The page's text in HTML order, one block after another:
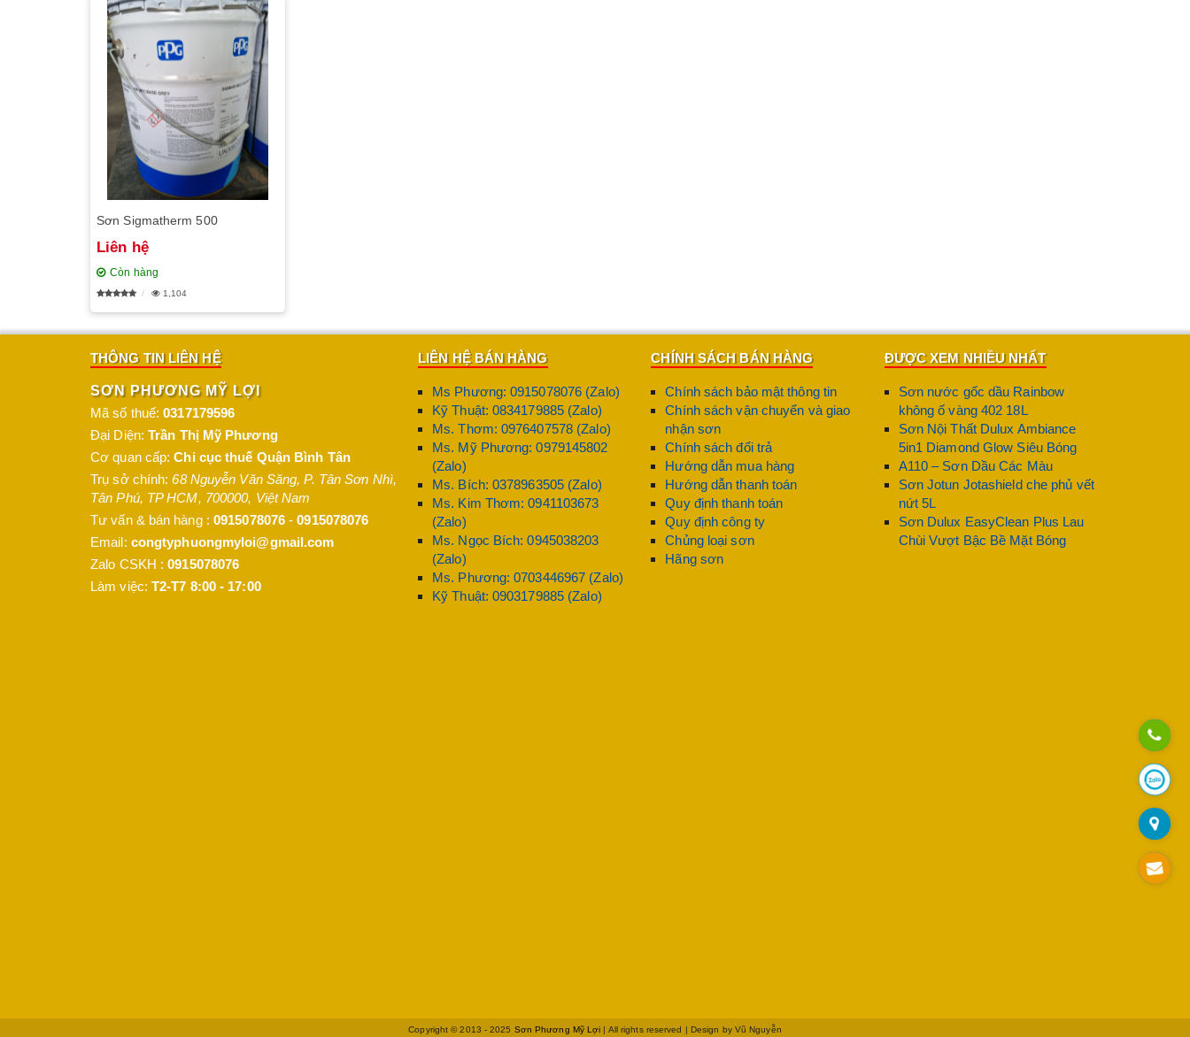
Sơn Sigmatherm 500
Liên hệ
Còn hàng
1,104
THÔNG TIN LIÊN HỆ
SƠN PHƯƠNG MỸ LỢI
Mã số thuế:0317179596
Đại Diện: Trần Thị Mỹ Phương
Cơ quan cấp:Chi cục thuế Quận Bình Tân
Trụ sở chính:68 Nguyễn Văn Săng, P. Tân Sơn Nhì,
Tân Phú, TP HCM, 700000, Việt Nam
Tư vấn & bán hàng : 0915078076 -0915078076
Email: congtyphuongmyloi@gmail.com
Zalo CSKH :0915078076
Làm việc: T2-T7 8:00 - 17:00
LIÊN HỆ BÁN HÀNG
Ms Phương: 0915078076 (Zalo)
Kỹ Thuật: 0834179885 (Zalo)
Ms. Thơm: 0976407578 (Zalo)
Ms. Mỹ Phương: 0979145802
(Zalo)
Ms. Bích: 0378963505 (Zalo)
Ms. Kim Thơm: 0941103673
(Zalo)
Ms. Ngọc Bích: 0945038203
(Zalo)
Ms. Phương: 0703446967 (Zalo)
Kỹ Thuật: 0903179885 (Zalo)
CHÍNH SÁCH BÁN HÀNG
Chính sách bảo mật thông tin
Chính sách vận chuyển và giao
nhận sơn
Chính sách đổi trả
Hướng dẫn mua hàng
Hướng dẫn thanh toán
Quy định thanh toán
Quy định công ty
Chủng loại sơn
Hãng sơn
ĐƯỢC XEM NHIỀU NHẤT
Sơn nước gốc dầu Rainbow
không ố vàng 402 18L
Sơn Nội Thất Dulux Ambiance
5in1 Diamond Glow Siêu Bóng
A110 – Sơn Dầu Các Màu
Sơn Jotun Jotashield che phủ vết
nứt 5L
Sơn Dulux EasyClean Plus Lau
Chùi Vượt Bậc Bề Mặt Bóng
Copyright © 2013 - 2025 Sơn Phương Mỹ Lợi | All rights reserved | Design by Vũ Nguyễn